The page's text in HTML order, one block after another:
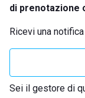
di prenotazione
Ricevi una
Sei il gestore di